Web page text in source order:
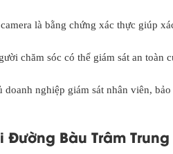
là bằng chứng xác thực giúp
chăm sóc có thể giám sát an toàn
doanh nghiệp giám sát nhân viên,
Đường Bàu Trâm Trung